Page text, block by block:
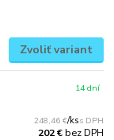
Zvoliť variant
248,46 €/ks
202 €bez DPH
14 dní